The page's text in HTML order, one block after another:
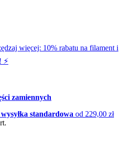
więcej: 10% rabatu na filament i
⚡️
zamiennych
standardowa od 229,00 zł